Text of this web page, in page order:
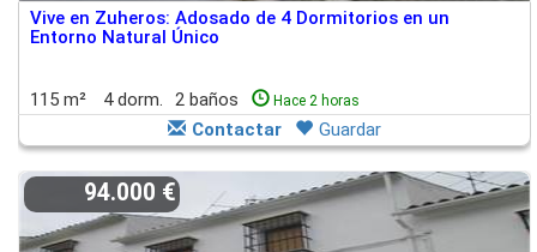
Vive en Zuheros: Adosado de 4 Dormitorios en un
Entorno Natural Único
115 m² 4 dorm. 2 baños Hace 2 horas
Contactar Guardar
94.000 €